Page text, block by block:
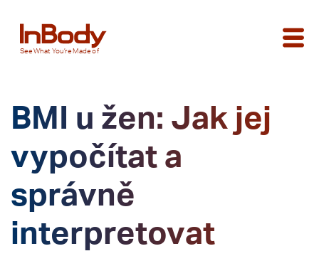
See What You’re Made of
BMI u žen: Jak jej
vypočítat a
správně
interpretovat